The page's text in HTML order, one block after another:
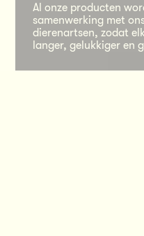
Al onze producten
samenwerking met
dierenartsen, zodat
langer, gelukkiger en